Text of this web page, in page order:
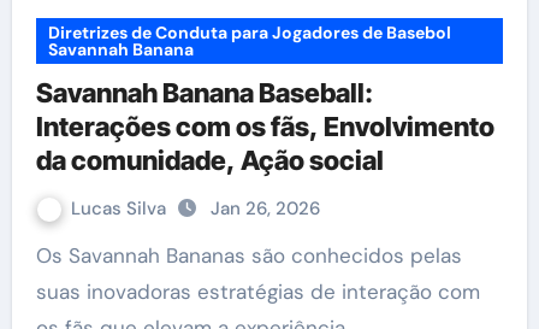
Diretrizes de Conduta para Jogadores de Basebol
Savannah Banana
Savannah Banana Baseball:
Interações com os fãs, Envolvimento
da comunidade, Ação social
Lucas Silva Jan 26, 2026
Os Savannah Bananas são conhecidos pelas
suas inovadoras estratégias de interação com